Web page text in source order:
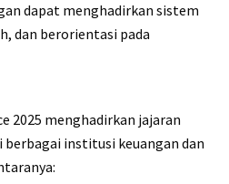
dapat menghadirkan sistem
dan berorientasi pada
2025 menghadirkan jajaran
berbagai institusi keuangan dan